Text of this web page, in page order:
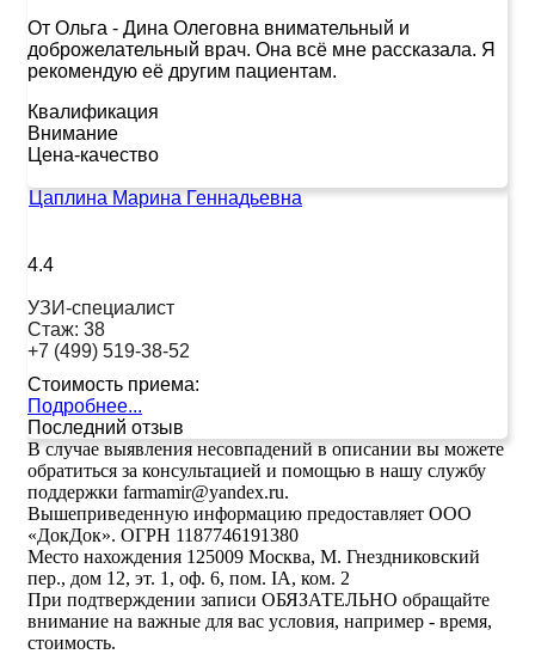
От Ольга - Дина Олеговна внимательный и
доброжелательный врач. Она всё мне рассказала. Я
рекомендую её другим пациентам.
Квалификация
Внимание
Цена-качество
Цаплина Марина Геннадьевна
4.4
УЗИ-специалист
Стаж: 38
+7 (499) 519-38-52
Стоимость приема:
Подробнее...
Последний отзыв
В случае выявления несовпадений в описании вы можете
обратиться за консультацией и помощью в нашу службу
поддержки farmamir@yandex.ru.
Вышеприведенную информацию предоставляет ООО
«ДокДок». ОГРН 1187746191380
Место нахождения 125009 Москва, М. Гнездниковский
пер., дом 12, эт. 1, оф. 6, пом. IA, ком. 2
При подтверждении записи ОБЯЗАТЕЛЬНО обращайте
внимание на важные для вас условия, например - время,
стоимость.